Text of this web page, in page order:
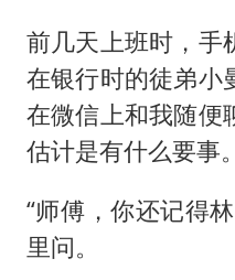
龚宝
中央
前几天上班时，手
在银行时的徒弟小
在微信上和我随便
估计是有什么要事。
“师傅，你还记得
里问。